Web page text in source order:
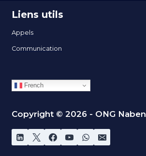
Copyright © 2026 - ONG Naben
Liens utils
Appels
Communication
French